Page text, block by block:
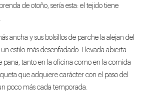
de otoño, sería esta: el tejido tiene
ancha y sus bolsillos de parche la alejan del
estilo más desenfadado. Llevada abierta
pana, tanto en la oficina como en la comida
que adquiere carácter con el paso del
poco más cada temporada.